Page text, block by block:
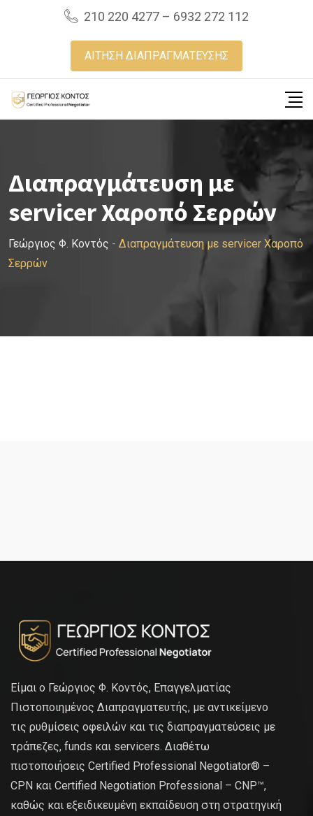
210 220 4277 – 6932 272 112
ΑΙΤΗΣΗ ΔΙΑΠΡΑΓΜΑΤΕΥΣΗΣ
Διαπραγμάτευση με
servicer Χαροπό Σερρών
Γεώργιος Φ. Κοντός - Διαπραγμάτευση με servicer Χαροπό
Σερρών
Είμαι ο Γεώργιος Φ. Κοντός, Επαγγελματίας
Πιστοποιημένος Διαπραγματευτής, με αντικείμενο
τις ρυθμίσεις οφειλών και τις διαπραγματεύσεις με
τράπεζες, funds και servicers. Διαθέτω
πιστοποιήσεις Certified Professional Negotiator® –
CPN και Certified Negotiation Professional – CNP™,
καθώς και εξειδικευμένη εκπαίδευση στη στρατηγική